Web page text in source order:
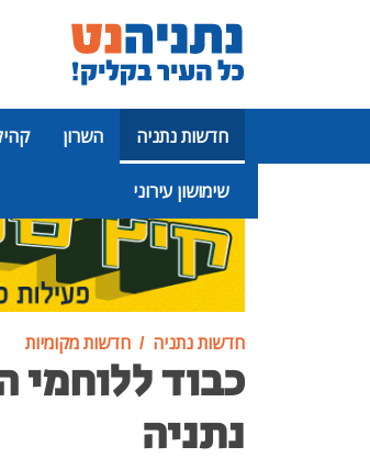
חדשות נתניה השרון
שימושון עירוני
פרסומת
חדשות נתניה חדשות מקומיות
כבוד
נתניה